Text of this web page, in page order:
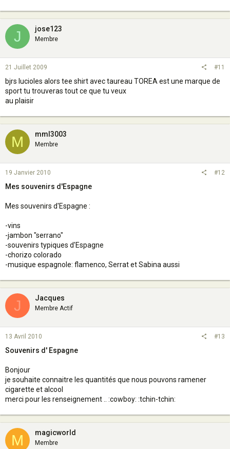
J jose123
Membre
21 Juillet 2009 #11
bjrs lucioles alors tee shirt avec taureau TOREA est une marque de
sport tu trouveras tout ce que tu veux
au plaisir
M mml3003
Membre
19 Janvier 2010 #12
Mes souvenirs d'Espagne
Mes souvenirs d'Espagne :
-vins
-jambon "serrano"
-souvenirs typiques d'Espagne
-chorizo colorado
-musique espagnole: flamenco, Serrat et Sabina aussi
J Jacques
Membre Actif
13 Avril 2010 #13
Souvenirs d' Espagne
Bonjour
je souhaite connaitre les quantités que nous pouvons ramener
cigarette et alcool
merci pour les renseignement .. :cowboy: :tchin-tchin:
M magicworld
Membre